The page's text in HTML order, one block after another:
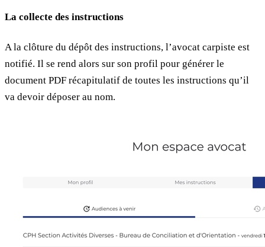
La collecte des instructions
A la clôture du dépôt des instructions, l’avocat carpiste est
notifié. Il se rend alors sur son profil pour générer le
document PDF récapitulatif de toutes les instructions qu’il
va devoir déposer au nom.